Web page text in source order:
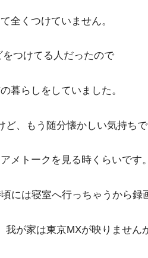
全くつけていません。
つけてる人だったので
暮らしをしていました。
、もう随分懐かしい気持ちで
メトークを見る時くらいです。
には寝室へ行っちゃうから録
が家は東京MXが映りませ